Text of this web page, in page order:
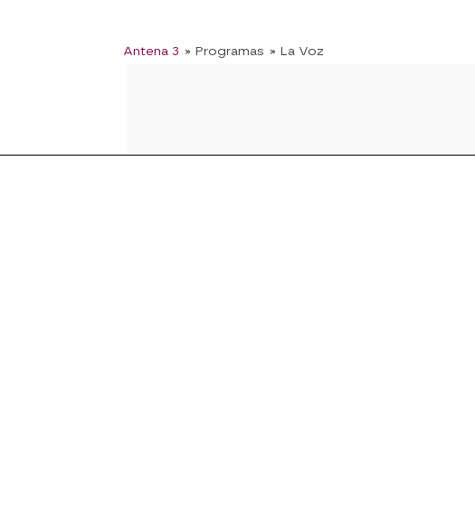
Antena 3 » Programas » La Voz